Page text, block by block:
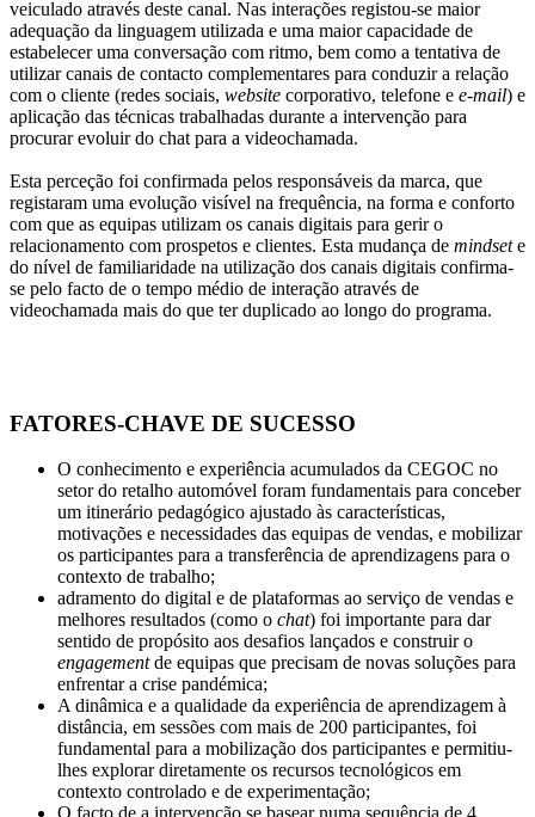
veiculado através deste canal. Nas interações registou-se maior
adequação da linguagem utilizada e uma maior capacidade de
estabelecer uma conversação com ritmo, bem como a tentativa de
utilizar canais de contacto complementares para conduzir a relação
com o cliente (redes sociais, website corporativo, telefone e e-mail) e
aplicação das técnicas trabalhadas durante a intervenção para
procurar evoluir do chat para a videochamada.
Esta perceção foi confirmada pelos responsáveis da marca, que
registaram uma evolução visível na frequência, na forma e conforto
com que as equipas utilizam os canais digitais para gerir o
relacionamento com prospetos e clientes. Esta mudança de mindsete
do nível de familiaridade na utilização dos canais digitais confirma-
se pelo facto de o tempo médio de interação através de
videochamada mais do que ter duplicado ao longo do programa.
FATORES-CHAVE DE SUCESSO
O conhecimento e experiência acumulados da CEGOC no
setor do retalho automóvel foram fundamentais para conceber
um itinerário pedagógico ajustado às características,
motivações e necessidades das equipas de vendas, e mobilizar
os participantes para a transferência de aprendizagens para o
contexto de trabalho;
adramento do digital e de plataformas ao serviço de vendas e
melhores resultados (como o chat) foi importante para dar
sentido de propósito aos desafios lançados e construir o
engagementde equipas que precisam de novas soluções para
enfrentar a crise pandémica;
A dinâmica e a qualidade da experiência de aprendizagem à
distância, em sessões com mais de 200 participantes, foi
fundamental para a mobilização dos participantes e permitiu-
lhes explorar diretamente os recursos tecnológicos em
contexto controlado e de experimentação;